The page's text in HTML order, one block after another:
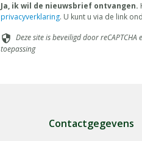
Ja, ik wil de nieuwsbrief ontvangen.
privacyverklaring. U kunt u via de link
security Deze site is beveiligd door reCAPTCHA
toepassing
Contactgegevens